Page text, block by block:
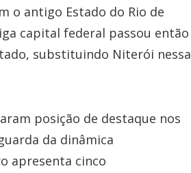
o antigo Estado do Rio de
capital federal passou então
substituindo Niterói nessa
posição de destaque nos
da dinâmica
apresenta cinco